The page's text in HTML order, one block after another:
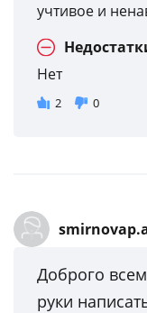
учтивое и
Нет
2 0
Доброго
руки